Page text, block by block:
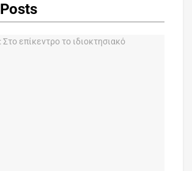
Posts